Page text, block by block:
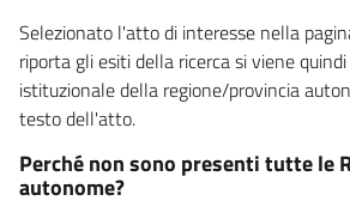
Selezionato l'atto di interesse nella
riporta gli esiti della ricerca si viene
istituzionale della regione/provincia
testo dell'atto.
Perché non sono presenti tutte le
autonome?